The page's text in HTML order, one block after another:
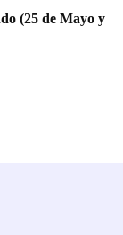
(25 de Mayo y